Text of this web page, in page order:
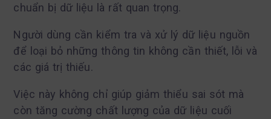
chuẩn bị dữ liệu là rất quan trọng.
Người dùng cần kiểm tra và xử lý dữ liệu nguồn
để loại bỏ những thông tin không cần thiết, lỗi và
các giá trị thiếu.
Việc này không chỉ giúp giảm thiểu sai sót mà
còn tăng cường chất lượng của dữ liệu cuối